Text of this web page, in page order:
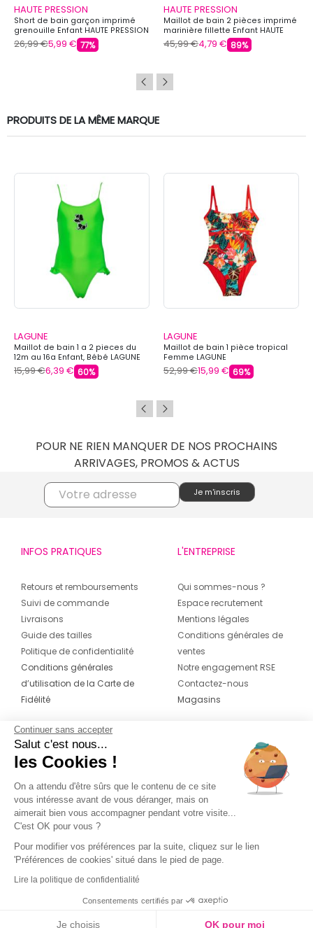
HAUTE PRESSION
Short de bain garçon imprimé
grenouille Enfant HAUTE PRESSION
26,99 €5,99 € 77%
HAUTE PRESSION
Maillot de bain 2 pièces imprimé
marinière fillette Enfant HAUTE
PRESSION
45,99 €4,79 € 89%
PRODUITS DE LA MÊME MARQUE
LAGUNE
Maillot de bain 1 a 2 pieces du
12m au 16a Enfant, Bébé LAGUNE
15,99 €6,39 € 60%
LAGUNE
Maillot de bain 1 pièce tropical
Femme LAGUNE
52,99 €15,99 € 69%
POUR NE RIEN MANQUER DE NOS PROCHAINS
ARRIVAGES, PROMOS & ACTUS
INFOS PRATIQUES
Retours et remboursements
Suivi de commande
Livraisons
Guide des tailles
Politique de confidentialité
Conditions générales
d’utilisation de la Carte de
Fidélité
L'ENTREPRISE
Qui sommes-nous ?
Espace recrutement
Mentions légales
Conditions générales de
ventes
Notre engagement RSE
Contactez-nous
Magasins
CONTACT
04 42 20 78 42
Du lundi au jeudi de 8h30 à 16h30 & le
vendredi de 8h30 à 15h30
Continuer sans accepter
Salut c'est nous...
les Cookies !
On a attendu d'être sûrs que le contenu de ce site
vous intéresse avant de vous déranger, mais on
aimerait bien vous accompagner pendant votre visite...
C'est OK pour vous ?
Pour modifier vos préférences par la suite, cliquez sur le lien
'Préférences de cookies' situé dans le pied de page.
Lire la politique de confidentialité
Consentements certifiés par
Je choisis OK pour moi